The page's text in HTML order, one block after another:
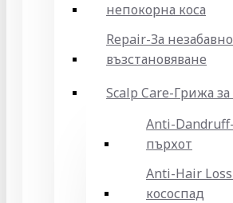
непокорна коса
Repair-За незабавно
възстановяване
Scalp Care-Грижа за
Anti-
пърхот
Anti-Hair
кососпад